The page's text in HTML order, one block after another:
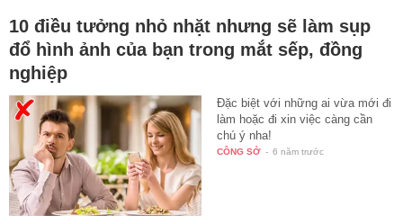
10 điều tưởng nhỏ nhặt nhưng sẽ làm sụp
đổ hình ảnh của bạn trong mắt sếp, đồng
nghiệp
Đặc biệt với những ai vừa mới đi
làm hoặc đi xin việc càng cần
chú ý nha!
CÔNG SỞ - 6 năm trước